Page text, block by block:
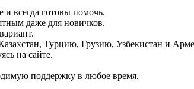
всегда готовы помочь.
даже для новичков.
Турцию, Грузию, Узбекистан и
на сайте.
поддержку в любое время.